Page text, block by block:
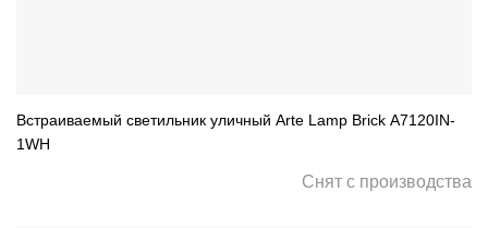
Встраиваемый светильник уличный Arte Lamp Brick A7120IN-
1WH
Снят с производства